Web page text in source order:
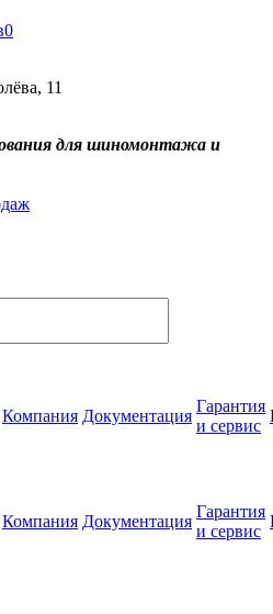
0
11
для шиномонтажа и
Компания Документация
Гарантия
и сервис
Компания Документация
Гарантия
и сервис